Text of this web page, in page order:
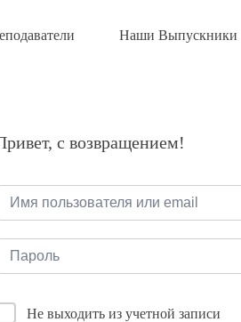
Наши Выпускники
с возвращением!
Не выходить из учетной записи